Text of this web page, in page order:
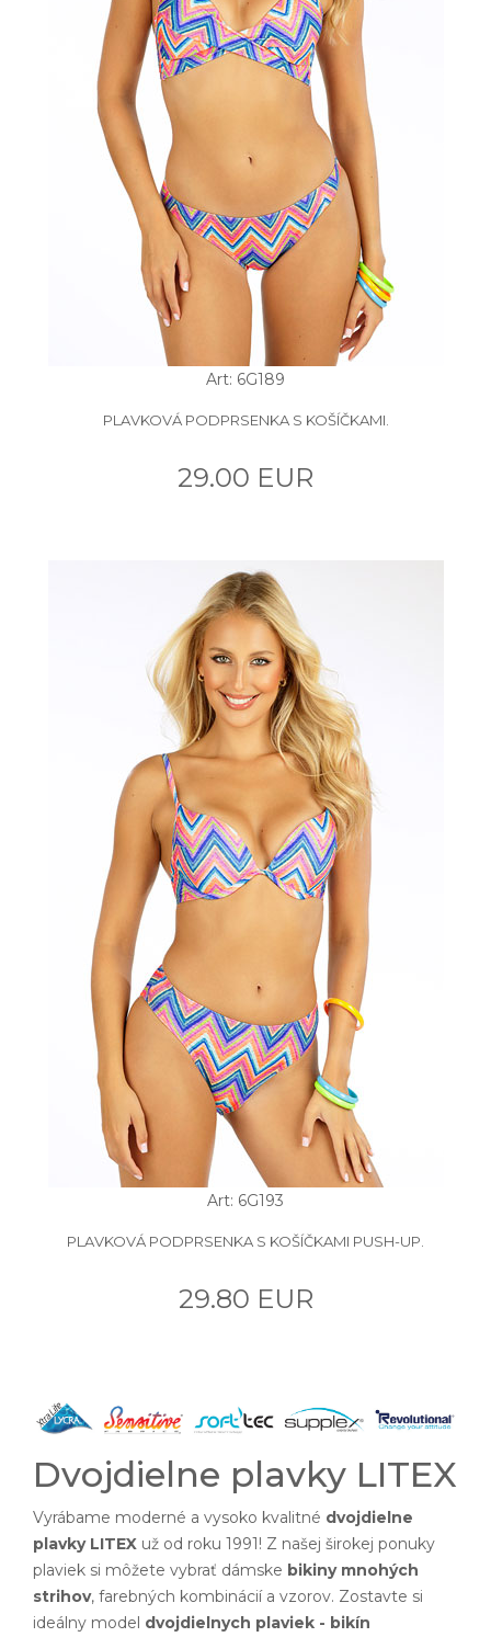
Art: 6G189
PLAVKOVÁ PODPRSENKA S KOŠÍČKAMI.
29.00 EUR
Art: 6G193
PLAVKOVÁ PODPRSENKA S KOŠÍČKAMI PUSH-UP.
29.80 EUR
Dvojdielne plavky LITEX
Vyrábame moderné a vysoko kvalitné dvojdielne
plavky LITEX už od roku 1991! Z našej širokej ponuky
plaviek si môžete vybrať dámske bikiny mnohých
strihov, farebných kombinácií a vzorov. Zostavte si
ideálny model dvojdielnych plaviek - bikín